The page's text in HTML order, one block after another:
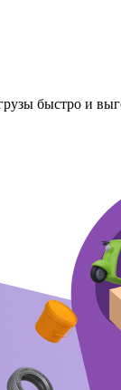
быстро и